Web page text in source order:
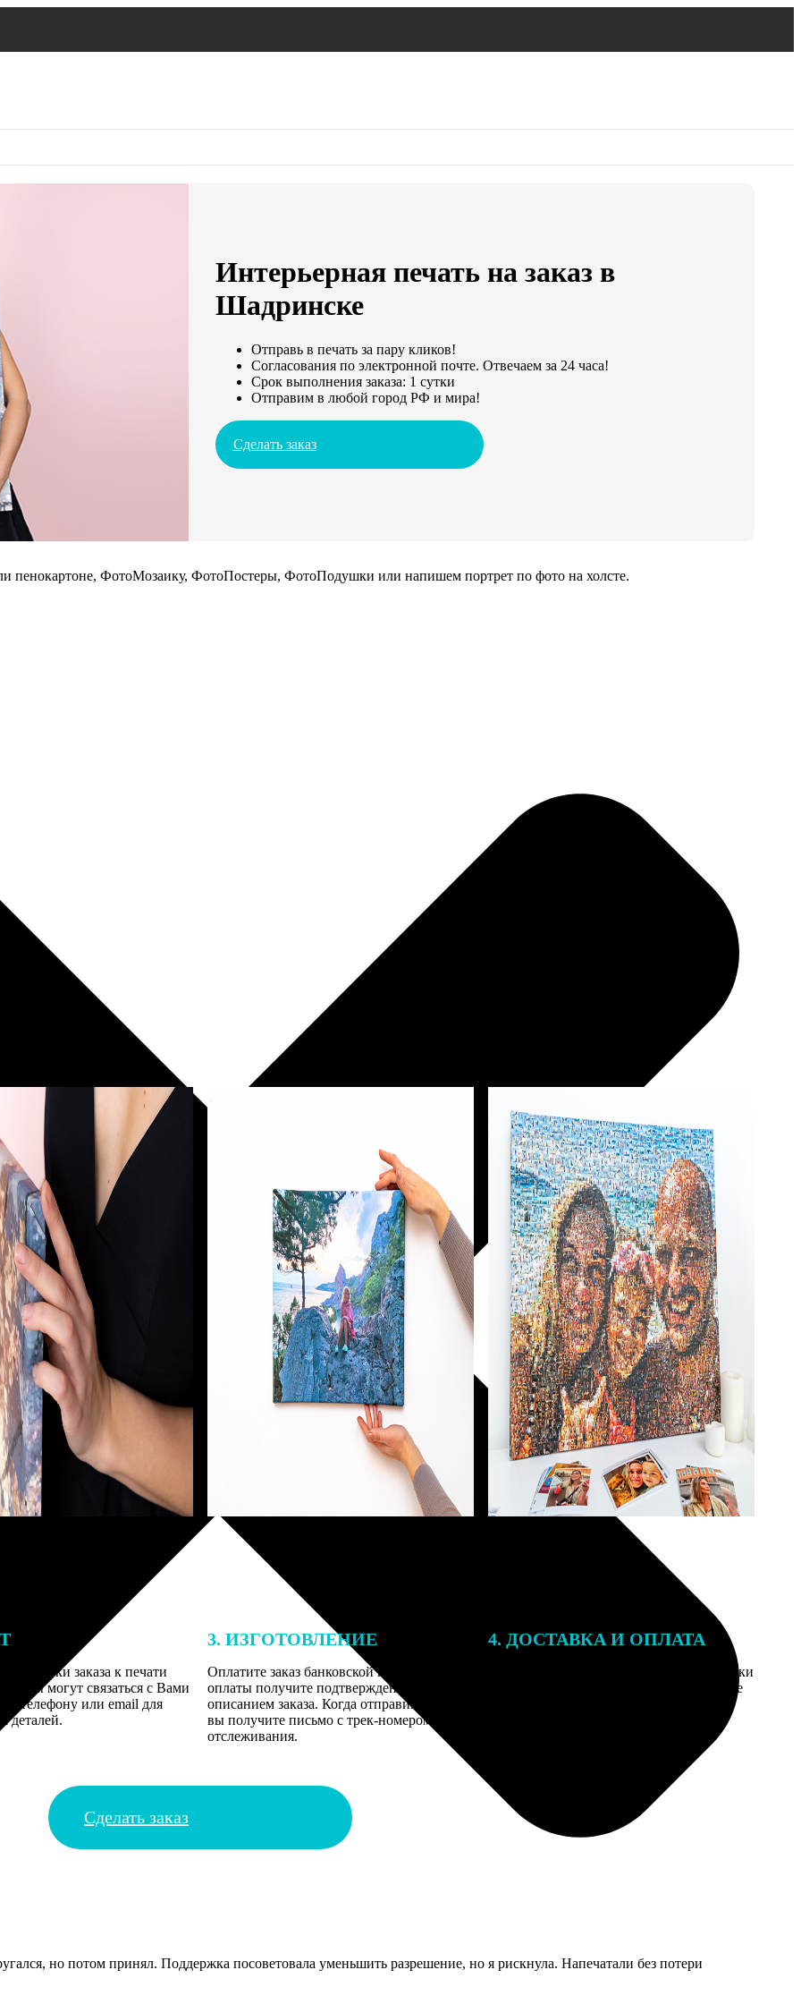
Интерьерная печать на заказ в
Шадринске
Отправь в печать за пару кликов!
Согласования по электронной почте. Отвечаем за 24 часа!
Срок выполнения заказа: 1 сутки
Отправим в любой город РФ и мира!
Сделать заказ
пенокартоне, ФотоМозаику, ФотоПостеры, ФотоПодушки или напишем портрет по фото на холсте.
заказа к печати
могут связаться с Вами
телефону или email для
деталей.
3. ИЗГОТОВЛЕНИЕ
Оплатите заказ банковской картой. После
оплаты получите подтверждение на email с
описанием заказа. Когда отправим заказ
вы получите письмо с трек-номером для
отслеживания.
4. ДОСТАВКА И ОПЛАТА
Введите адрес и выберите способ доставки
заказа. Если у вас есть промокод, введите
Сделать заказ
но потом принял. Поддержка посоветовала уменьшить разрешение, но я рискнула. Напечатали без потери